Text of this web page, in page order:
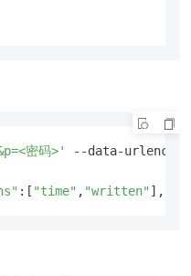
密码>' --data-urlencode
:[ "time" , "written" ],